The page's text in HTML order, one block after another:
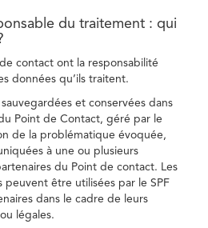
du traitement : qui
contact ont la responsabilité
données qu’ils traitent.
sauvegardées et conservées dans
Point de Contact, géré par le
de la problématique évoquée,
à une ou plusieurs
du Point de contact. Les
peuvent être utilisées par le SPF
dans le cadre de leurs
légales.